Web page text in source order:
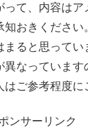
って、内容はア
おきください
ると思ってい
なっています
ご参考程度に
ンサーリンク